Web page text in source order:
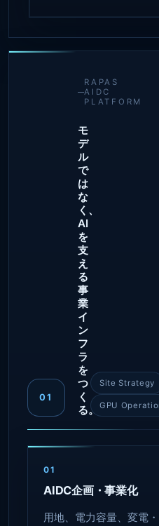
01
RAPAS
AIDC
PLATFORM
モ
デ
ル
で
は
な
く、
AI
を
支
え
る
事
業
イ
ン
フ
ラ
を
つ
く
る。
Site Strategy
GPU
01
AIDC企画・事業化
用地、電力容量、変電